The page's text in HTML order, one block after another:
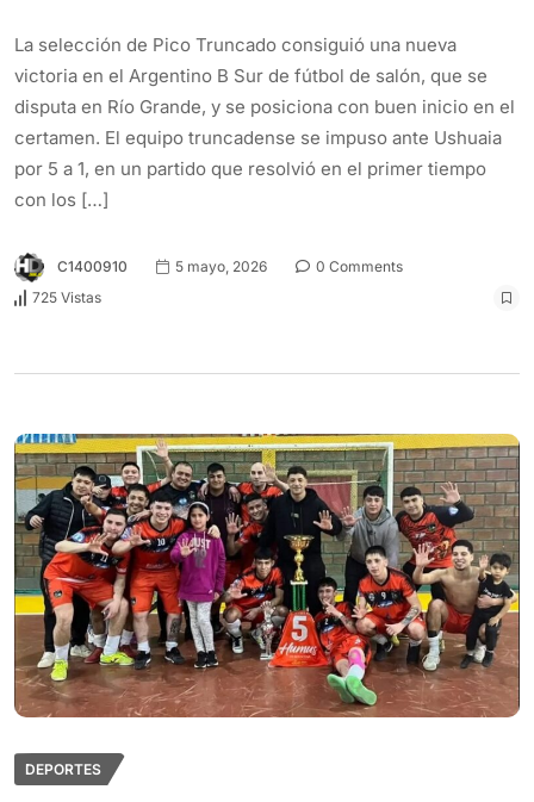
La selección de Pico Truncado consiguió una nueva
victoria en el Argentino B Sur de fútbol de salón, que se
disputa en Río Grande, y se posiciona con buen inicio en el
certamen. El equipo truncadense se impuso ante Ushuaia
por 5 a 1, en un partido que resolvió en el primer tiempo
con los […]
C1400910 5 mayo, 2026
0 Comments
725 Vistas
DEPORTES